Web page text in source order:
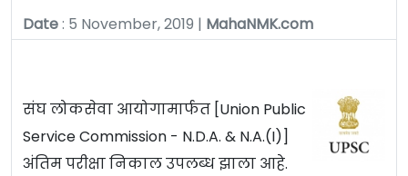
Date: 5 November, 2019 | MahaNMK.com
संघ लोकसेवा आयोगामार्फत [Union Public
Service Commission - N.D.A. & N.A.(I)]
अंतिम परीक्षा निकाल उपलब्ध झाला आहे.